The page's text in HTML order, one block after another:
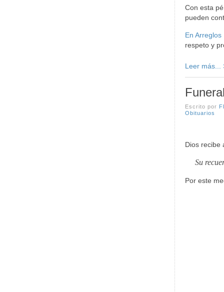
Con esta
pueden
En
respeto y
Leer más...
Escrito por
Obituarios
Dios recibe
Su
Por este